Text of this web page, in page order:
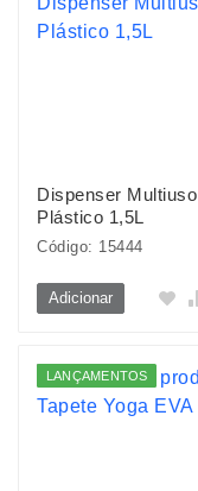
Dispenser Multiuso
Plástico 1,5L
Código: 15444
Adicionar
LANÇAMENTOS